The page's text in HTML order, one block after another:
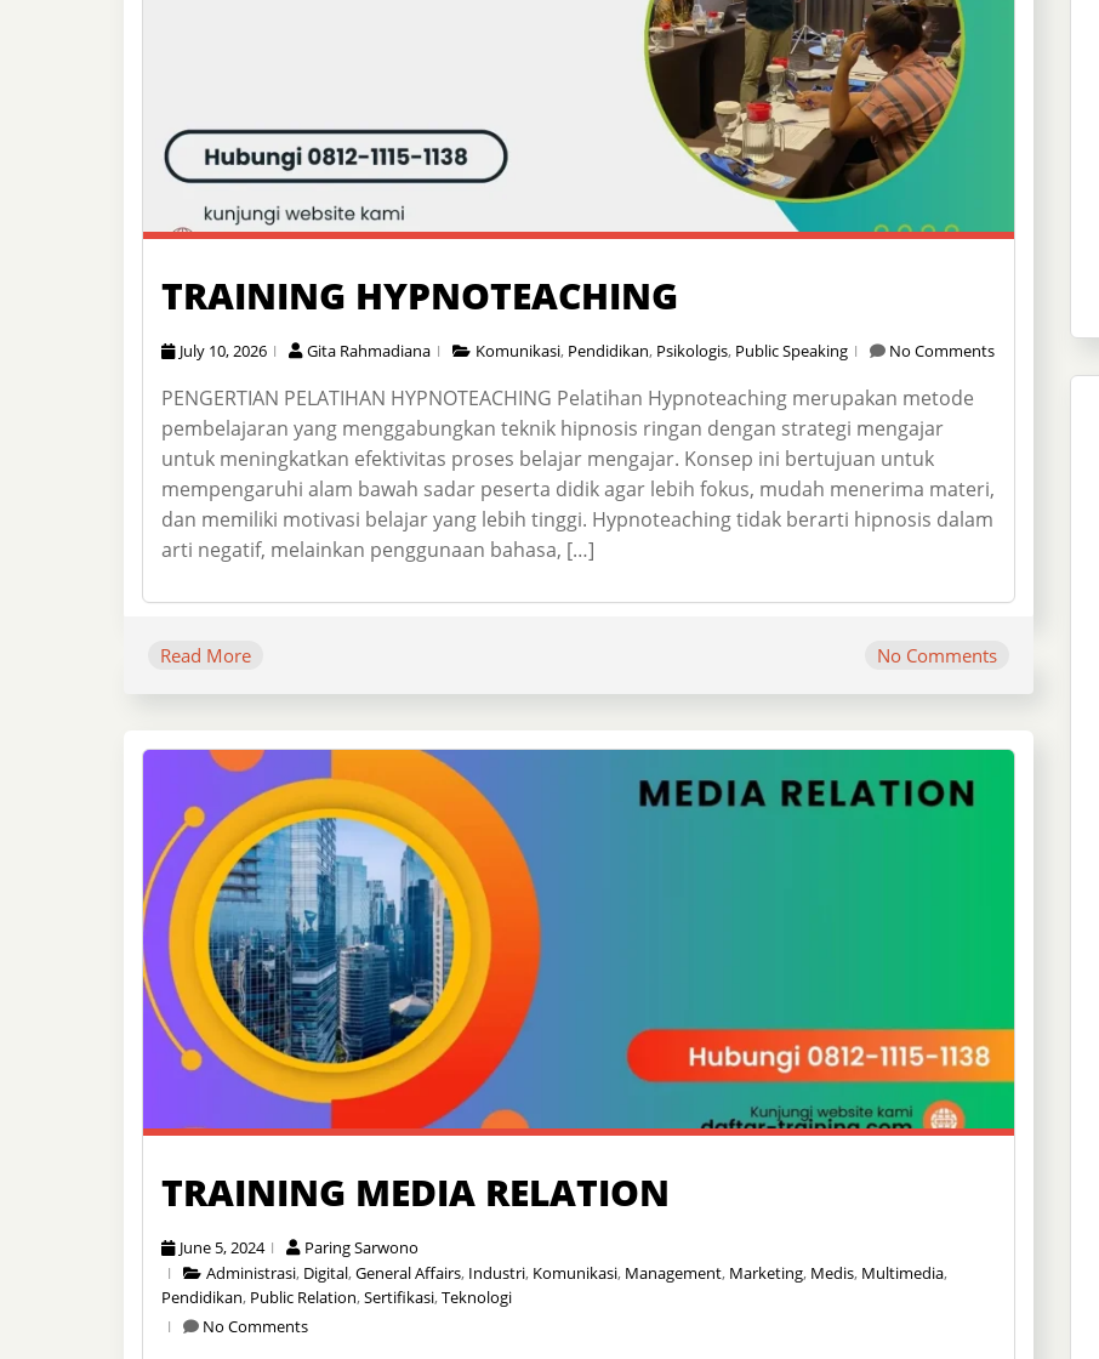
TRAINING HYPNOTEACHING
July 10, 2026 Gita Rahmadiana Komunikasi, Pendidikan, Psikologis, Public Speaking No Comments
PENGERTIAN PELATIHAN HYPNOTEACHING Pelatihan Hypnoteaching merupakan metode
pembelajaran yang menggabungkan teknik hipnosis ringan dengan strategi mengajar
untuk meningkatkan efektivitas proses belajar mengajar. Konsep ini bertujuan untuk
mempengaruhi alam bawah sadar peserta didik agar lebih fokus, mudah menerima materi,
dan memiliki motivasi belajar yang lebih tinggi. Hypnoteaching tidak berarti hipnosis dalam
arti negatif, melainkan penggunaan bahasa, […]
Read More No Comments
TRAINING MEDIA RELATION
June 5, 2024
Paring Sarwono
Administrasi, Digital,General Affairs, Industri, Komunikasi, Management, Marketing, Medis, Multimedia,
Pendidikan, Public Relation,Sertifikasi,Teknologi
No Comments